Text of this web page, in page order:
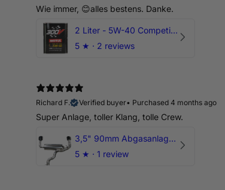
Wie immer, 😊alles bestens. Danke.
2 Liter - 5W-40 Competition 300V Motul Motoröl
5 ★ · 2 reviews
Richard F.
Verified buyer• Purchased 4 months ago
Super Anlage, toller Klang, tolle Crew.
3,5" 90mm Abgasanlage AUDI RSQ3 DNWA 2.5 TFSI
5 ★ · 1 review